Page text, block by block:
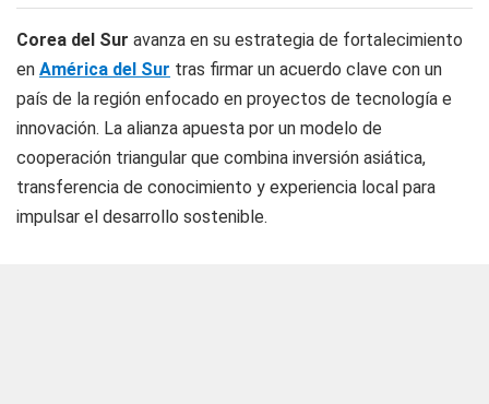
Corea del Sur avanza en su estrategia de fortalecimiento
en América del Sur tras firmar un acuerdo clave con un
país de la región enfocado en proyectos de tecnología e
innovación. La alianza apuesta por un modelo de
cooperación triangular que combina inversión asiática,
transferencia de conocimiento y experiencia local para
impulsar el desarrollo sostenible.